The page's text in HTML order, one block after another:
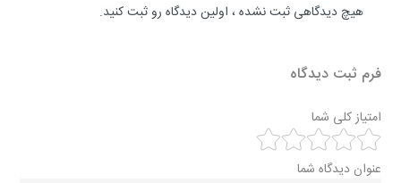
هیچ دیدگاهی ثبت نشده ، اولین دیدگاه رو ثبت کنید.
فرم ثبت دیدگاه
امتیاز کلی شما
عنوان دیدگاه شما